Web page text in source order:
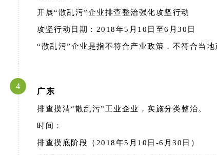
开展“散乱污”企业排查整治强化攻坚行动
攻坚行动日期：2018年5月10日至6月30日
“散乱污”企业是指不符合产业政策，不符合当
4
广东
排查摸清“散乱污”工业企业，实施分类整治。
时间：
排查摸底阶段（2018年5月10日-6月30日）